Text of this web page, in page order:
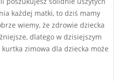
każdej matki, to dziś mamy
wiemy, że zdrowie dziecka
dlatego w dzisiejszym
zimowa dla dziecka może